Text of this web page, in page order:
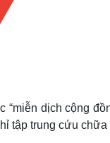
dịch cộng
tập trung cứu